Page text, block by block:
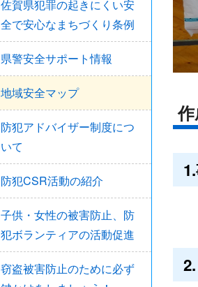
佐賀県犯罪の起きにくい安
全で安心なまちづくり条例
県警安全サポート情報
地域安全マップ
防犯アドバイザー制度につ
いて
防犯CSR活動の紹介
子供・女性の被害防止、防
犯ボランティアの活動促進
窃盗被害防止のために必ず